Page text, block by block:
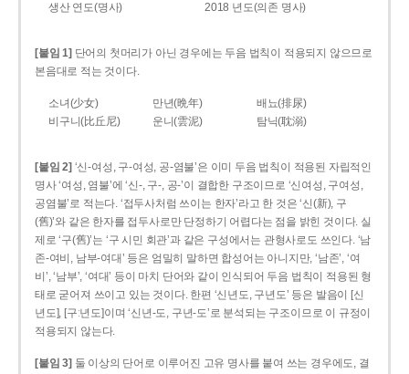
생산 연도(명사)
2018 년도(의존 명사)
[붙임 1] 단어의 첫머리가 아닌 경우에는 두음 법칙이 적용되지 않으므로
본음대로 적는 것이다.
소녀(少女) 만년(晩年)
배뇨(排尿)
비구니(比丘尼)
운니(雲泥) 탐닉(耽溺)
[붙임 2] ‘신-여성, 구-여성, 공-염불’은 이미 두음 법칙이 적용된 자립적인
명사 ‘여성, 염불’에 ‘신-, 구-, 공-’이 결합한 구조이므로 ‘신여성, 구여성,
공염불’로 적는다. ‘접두사처럼 쓰이는 한자’라고 한 것은 ‘신(新), 구
(舊)’와 같은 한자를 접두사로만 단정하기 어렵다는 점을 밝힌 것이다. 실
제로 ‘구(舊)’는 ‘구 시민 회관’과 같은 구성에서는 관형사로도 쓰인다. ‘남
존­-여비, 남부-­여대’ 등은 엄밀히 말하면 합성어는 아니지만, ‘남존’, ‘여
비’, ‘남부’, ‘여대’ 등이 마치 단어와 같이 인식되어 두음 법칙이 적용된 형
태로 굳어져 쓰이고 있는 것이다. 한편 ‘신년도, 구년도’ 등은 발음이 [신
년도], [구ː년도]이며 ‘신년­-도, 구년-­도’로 분석되는 구조이므로 이 규정이
적용되지 않는다.
[붙임 3] 둘 이상의 단어로 이루어진 고유 명사를 붙여 쓰는 경우에도, 결